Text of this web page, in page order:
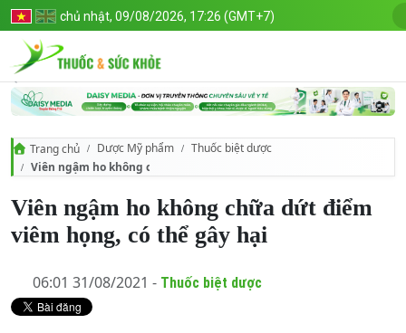
chủ nhật, 09/08/2026, 17:26 (GMT+7)
Trang chủ Dược Mỹ phẩm
Thuốc biệt dược
Viên ngậm ho không chữa dứt điểm viêm họng, có thể gây hại
Viên ngậm ho không chữa dứt điểm
viêm họng, có thể gây hại
06:01 31/08/2021 - Thuốc biệt dược